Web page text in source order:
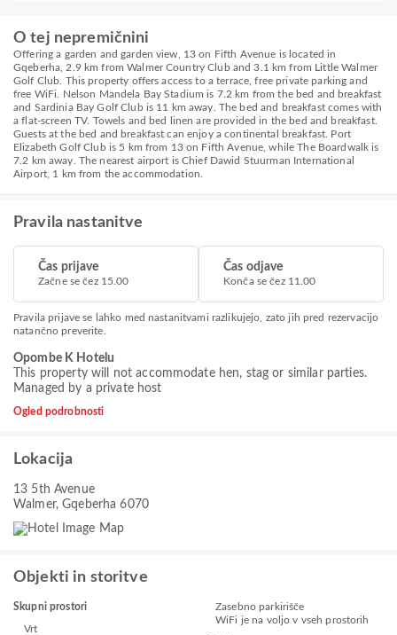
O tej nepremičnini
Offering a garden and garden view, 13 on Fifth Avenue is located in
Gqeberha, 2.9 km from Walmer Country Club and 3.1 km from Little Walmer
Golf Club. This property offers access to a terrace, free private parking and
free WiFi. Nelson Mandela Bay Stadium is 7.2 km from the bed and breakfast
and Sardinia Bay Golf Club is 11 km away. The bed and breakfast comes with
a flat-screen TV. Towels and bed linen are provided in the bed and breakfast.
Guests at the bed and breakfast can enjoy a continental breakfast. Port
Elizabeth Golf Club is 5 km from 13 on Fifth Avenue, while The Boardwalk is
7.2 km away. The nearest airport is Chief Dawid Stuurman International
Airport, 1 km from the accommodation.
Pravila nastanitve
Čas prijave
Začne se čez 15.00
Čas odjave
Konča se čez 11.00
Pravila prijave se lahko med nastanitvami razlikujejo, zato jih pred rezervacijo
natančno preverite.
Opombe K Hotelu
This property will not accommodate hen, stag or similar parties.
Managed by a private host
Ogled podrobnosti
Lokacija
13 5th Avenue
Walmer, Gqeberha 6070
Objekti in storitve
Skupni prostori
Vrt
Zasebno parkirišče
WiFi je na voljo v vseh prostorih